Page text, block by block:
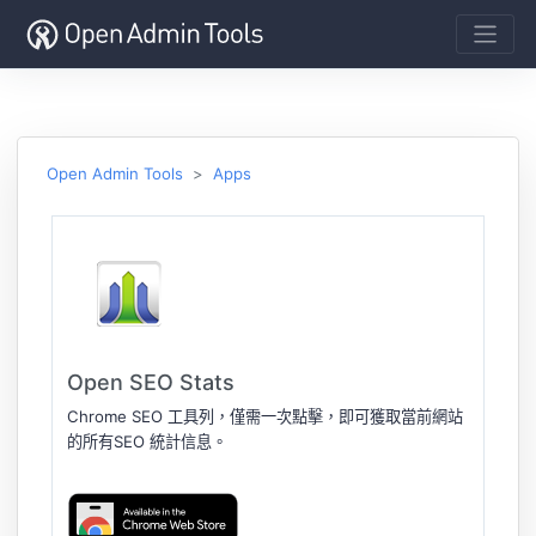
Open Admin Tools Apps
Open SEO Stats
Chrome SEO 工具列，僅需一次點擊，即可獲取當前網站
的所有SEO 統計信息。